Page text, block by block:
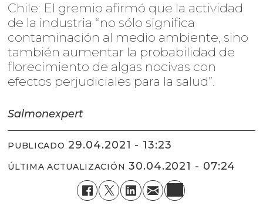
Chile: El gremio afirmó que la actividad
de la industria “no sólo significa
contaminación al medio ambiente, sino
también aumentar la probabilidad de
florecimiento de algas nocivas con
efectos perjudiciales para la salud”.
Salmonexpert
PUBLICADO 29.04.2021 - 13:23
ÚLTIMA ACTUALIZACIÓN 30.04.2021 - 07:24